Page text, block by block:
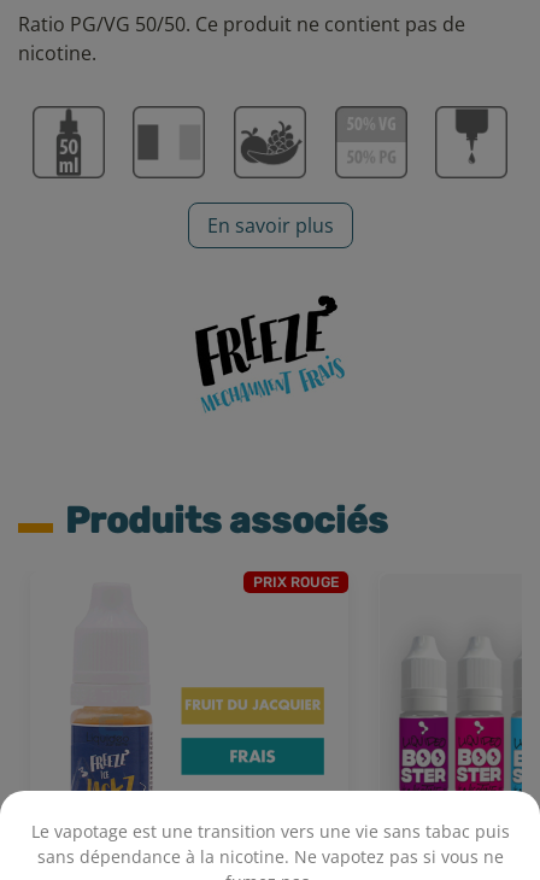
Le vapotage est une transition vers une vie sans tabac puis
sans dépendance à la nicotine. Ne vapotez pas si vous ne
Ratio PG/VG 50/50. Ce produit ne contient pas de
nicotine.
En savoir plus
Produits associés
PRIX ROUGE